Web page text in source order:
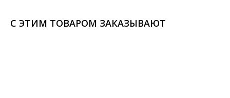
С ЭТИМ ТОВАРОМ ЗАКАЗЫВАЮТ